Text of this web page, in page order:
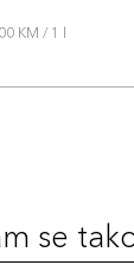
KM / 1 l
se